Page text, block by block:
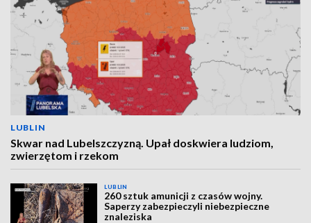
LUBLIN
Skwar nad Lubelszczyzną. Upał doskwiera ludziom,
zwierzętom i rzekom
LUBLIN
260 sztuk amunicji z czasów wojny.
Saperzy zabezpieczyli niebezpieczne
znaleziska